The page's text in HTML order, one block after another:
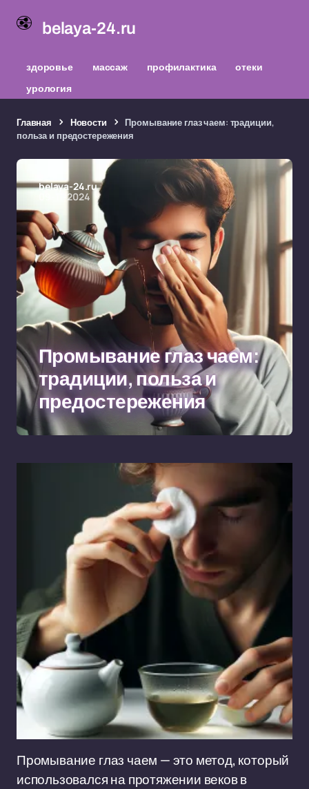
belaya-24.ru
здоровье массаж профилактика
отеки
урология
Главная Новости
Промывание глаз чаем: традиции,
польза и предостережения
belaya-24.ru
09-11-2024
Промывание глаз чаем:
традиции, польза и
предостережения
Промывание глаз чаем — это метод, который
использовался на протяжении веков в